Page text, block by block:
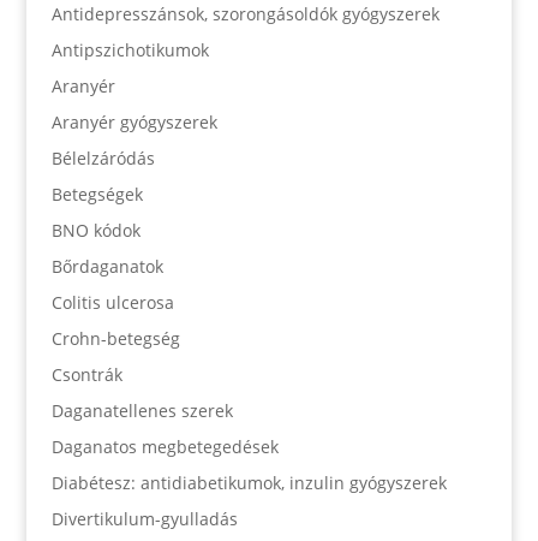
Antidepresszánsok, szorongásoldók gyógyszerek
Antipszichotikumok
Aranyér
Aranyér gyógyszerek
Bélelzáródás
Betegségek
BNO kódok
Bőrdaganatok
Colitis ulcerosa
Crohn-betegség
Csontrák
Daganatellenes szerek
Daganatos megbetegedések
Diabétesz: antidiabetikumok, inzulin gyógyszerek
Divertikulum-gyulladás